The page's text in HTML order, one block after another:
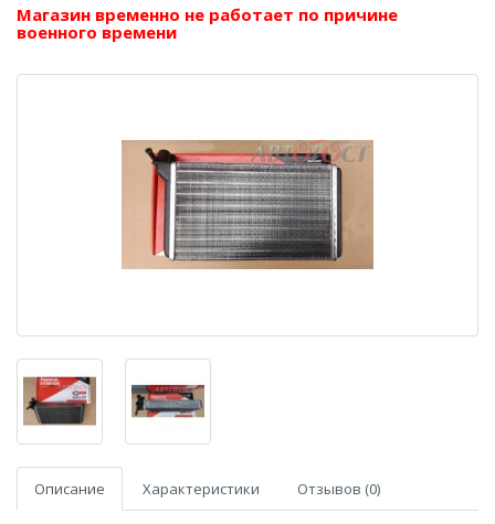
Магазин временно не работает по причине
военного времени
Описание Характеристики Отзывов (0)